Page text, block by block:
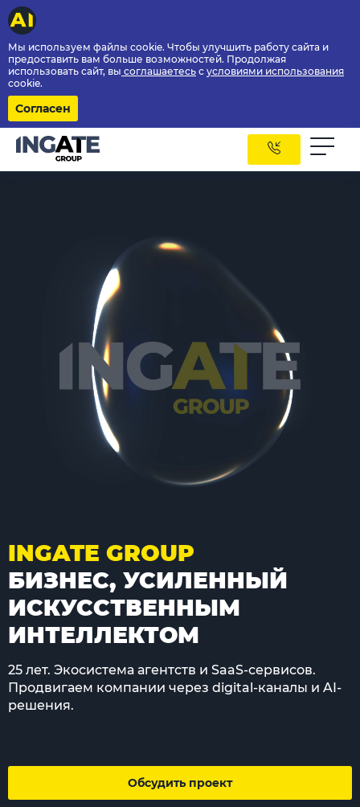
Мы используем файлы cookie. Чтобы улучшить работу сайта и
предоставить вам больше возможностей. Продолжая
использовать сайт, вы соглашаетесь с условиями использования
cookie.
Согласен
INGATE GROUP
БИЗНЕС, УСИЛЕННЫЙ
ИСКУССТВЕННЫМ
ИНТЕЛЛЕКТОМ
25 лет. Экосистема агентств и SaaS-сервисов.
Продвигаем компании через digital-каналы и AI-
решения.
Обсудить проект